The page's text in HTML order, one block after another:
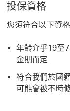
投保資格
您須符合以下資
年齡介乎19至
金期而定
符合我們於國
可能會被不時